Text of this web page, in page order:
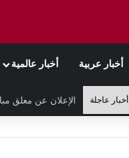
أخبار عربية أخبار عالمية
أخبار عاجلة